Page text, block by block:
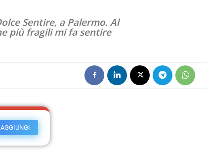
Sentire, a Palermo. Al
più fragili mi fa sentire
AGGIUNGI